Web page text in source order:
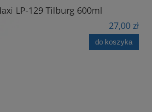
LP-129 Tilburg 600ml
27,00 zł
do koszyka